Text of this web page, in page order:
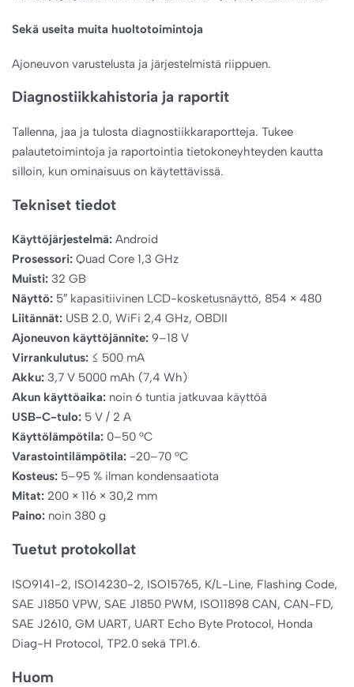
Sekä useita muita huoltotoimintoja
Ajoneuvon varustelusta ja järjestelmistä riippuen.
Diagnostiikkahistoria ja raportit
Tallenna, jaa ja tulosta diagnostiikkaraportteja. Tukee
palautetoimintoja ja raportointia tietokoneyhteyden kautta
silloin, kun ominaisuus on käytettävissä.
Tekniset tiedot
Käyttöjärjestelmä: Android
Prosessori: Quad Core 1,3 GHz
Muisti: 32 GB
Näyttö: 5″ kapasitiivinen LCD-kosketusnäyttö, 854 × 480
Liitännät: USB 2.0, WiFi 2,4 GHz, OBDII
Ajoneuvon käyttöjännite: 9–18 V
Virrankulutus: ≤ 500 mA
Akku: 3,7 V 5000 mAh (7,4 Wh)
Akun käyttöaika: noin 6 tuntia jatkuvaa käyttöä
USB-C-tulo: 5 V / 2 A
Käyttölämpötila: 0–50 °C
Varastointilämpötila: -20–70 °C
Kosteus: 5–95 % ilman kondensaatiota
Mitat: 200 × 116 × 30,2 mm
Paino: noin 380 g
Tuetut protokollat
ISO9141-2, ISO14230-2, ISO15765, K/L-Line, Flashing Code,
SAE J1850 VPW, SAE J1850 PWM, ISO11898 CAN, CAN-FD,
SAE J2610, GM UART, UART Echo Byte Protocol, Honda
Diag-H Protocol, TP2.0 sekä TP1.6.
Huom